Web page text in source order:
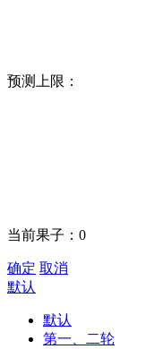
预测上限：
当前果子： 0
确定 取消
默认
默认
第一、二轮